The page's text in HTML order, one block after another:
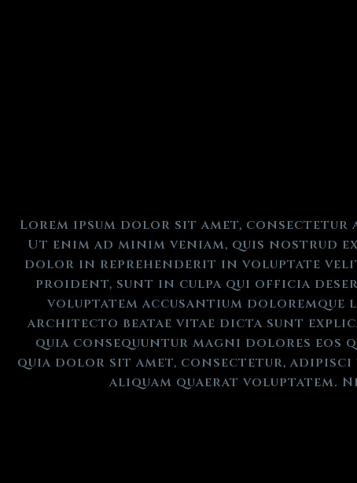
Lorem ipsum dolor sit amet,
Ut enim ad minim veniam, quis nostrud
dolor in reprehenderit in voluptate
proident, sunt in culpa qui officia
voluptatem accusantium doloremque
architecto beatae vitae dicta sunt
quia consequuntur magni dolores eos
quia dolor sit amet, consectetur, adipisci
aliquam quaerat voluptatem.